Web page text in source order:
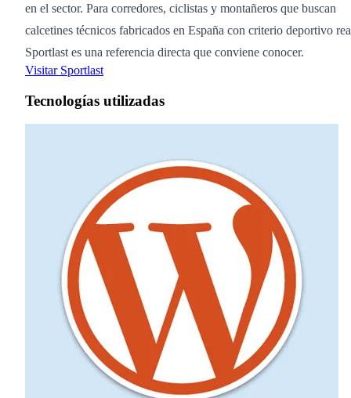
en el sector. Para corredores, ciclistas y montañeros que buscan
calcetines técnicos fabricados en España con criterio deportivo
Sportlast es una referencia directa que conviene conocer.
Visitar Sportlast
Tecnologías utilizadas